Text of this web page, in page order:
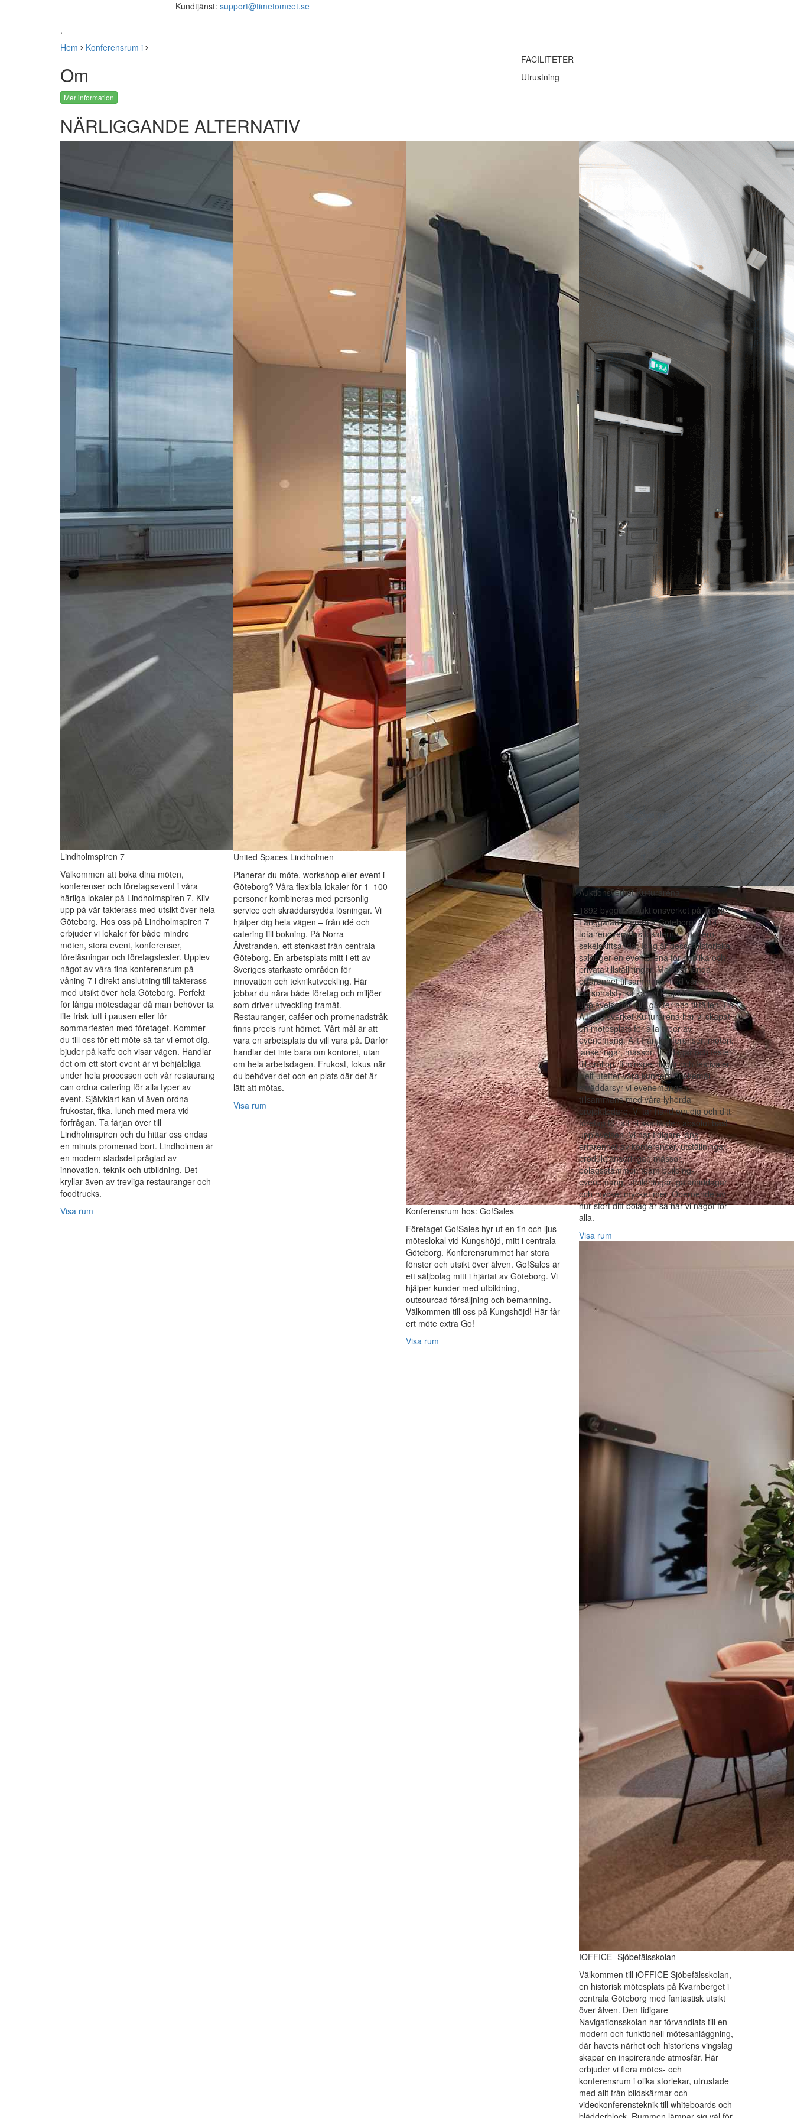
Kundtjänst: support@timetomeet.se
,
Hem
Konferensrum i
Om
Mer information
FACILITETER
Utrustning
NÄRLIGGANDE ALTERNATIV
Lindholmspiren 7
Välkommen att boka dina möten,
konferenser och företagsevent i våra
härliga lokaler på Lindholmspiren 7. Kliv
upp på vår takterass med utsikt över hela
Göteborg. Hos oss på Lindholmspiren 7
erbjuder vi lokaler för både mindre
möten, stora event, konferenser,
föreläsningar och företagsfester. Upplev
något av våra fina konferensrum på
våning 7 i direkt anslutning till takterass
med utsikt över hela Göteborg. Perfekt
för långa mötesdagar då man behöver ta
lite frisk luft i pausen eller för
sommarfesten med företaget. Kommer
du till oss för ett möte så tar vi emot dig,
bjuder på kaffe och visar vägen. Handlar
det om ett stort event är vi behjälpliga
under hela processen och vår restaurang
can ordna catering för alla typer av
event. Självklart kan vi även ordna
frukostar, fika, lunch med mera vid
förfrågan. Ta färjan över till
Lindholmspiren och du hittar oss endas
en minuts promenad bort. Lindholmen är
en modern stadsdel präglad av
innovation, teknik och utbildning. Det
kryllar även av trevliga restauranger och
foodtrucks.
Visa rum
United Spaces Lindholmen
Planerar du möte, workshop eller event i
Göteborg? Våra flexibla lokaler för 1–100
personer kombineras med personlig
service och skräddarsydda lösningar. Vi
hjälper dig hela vägen – från idé och
catering till bokning. På Norra
Älvstranden, ett stenkast från centrala
Göteborg. En arbetsplats mitt i ett av
Sveriges starkaste områden för
innovation och teknikutveckling. Här
jobbar du nära både företag och miljöer
som driver utveckling framåt.
Restauranger, caféer och promenadstråk
finns precis runt hörnet. Vårt mål är att
vara en arbetsplats du vill vara på. Därför
handlar det inte bara om kontoret, utan
om hela arbetsdagen. Frukost, fokus när
du behöver det och en plats där det är
lätt att mötas.
Visa rum
Konferensrum hos: Go!Sales
Företaget Go!Sales hyr ut en fin och ljus
möteslokal vid Kungshöjd, mitt i centrala
Göteborg. Konferensrummet har stora
fönster och utsikt över älven. Go!Sales är
ett säljbolag mitt i hjärtat av Göteborg. Vi
hjälper kunder med utbildning,
outsourcad försäljning och bemanning.
Välkommen till oss på Kungshöjd! Här får
ert möte extra Go!
Visa rum
Auktionsverket Kulturarena
1892 byggdes Auktionsverket på Tredje
Långgatan i centrala Göteborg. 2014
totalrenoverades lokalerna i modern
sekelskiftsanda. Idag är dessa historiska
salonger en eventarena för publika och
privata tillställningar. Med vår långa
erfarenhet tillsammans med vår
personalstyrka kan vi erbjuda en unik
upplevelse för alla gäster och tillfällen. På
Auktionsverket Kulturarena har vi skapat
en mötesplats för alla typer av
evenemang. Allt från konferenser, möten,
lanseringar, mässor, middagar och fester
till bröllop, filminspelningar och festivaler.
Helt utefter våra kunders önskemål
skräddarsyr vi evenemangen
tillsammans med våra lyhörda
projektledare. Vi tar hand om dig och ditt
företag för att ni ska få den absolut bäst
upplevelsen. Vi har tidigare lång
erfarenhet av konferenser, utställningar,
produktlanseringar, mässor,
bolagsstämmor, team building-
evenemang, utbildningar, galamiddagar
och mycket mycket mer. Oberoende av
hur stort ditt bolag är så har vi något för
alla.
Visa rum
IOFFICE -Sjöbefälsskolan
Välkommen till iOFFICE Sjöbefälsskolan,
en historisk mötesplats på Kvarnberget i
centrala Göteborg med fantastisk utsikt
över älven. Den tidigare
Navigationsskolan har förvandlats till en
modern och funktionell mötesanläggning,
där havets närhet och historiens vingslag
skapar en inspirerande atmosfär. Här
erbjuder vi flera mötes- och
konferensrum i olika storlekar, utrustade
med allt från bildskärmar och
videokonferensteknik till whiteboards och